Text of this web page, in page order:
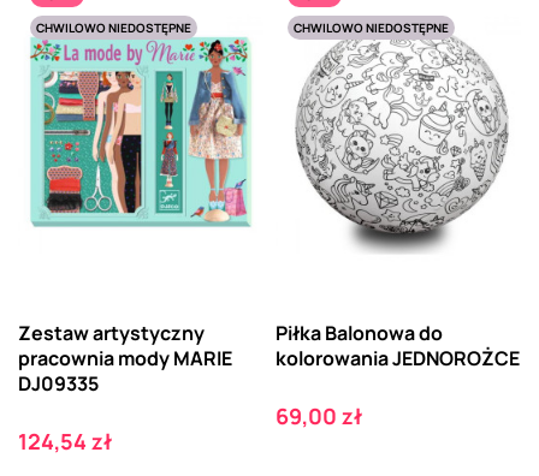
CHWILOWO NIEDOSTĘPNE
Zestaw artystyczny
pracownia mody MARIE
DJ09335
Cena
124,54 zł
CHWILOWO NIEDOSTĘPNE
Piłka Balonowa do
kolorowania JEDNOROŻCE
Cena
69,00 zł